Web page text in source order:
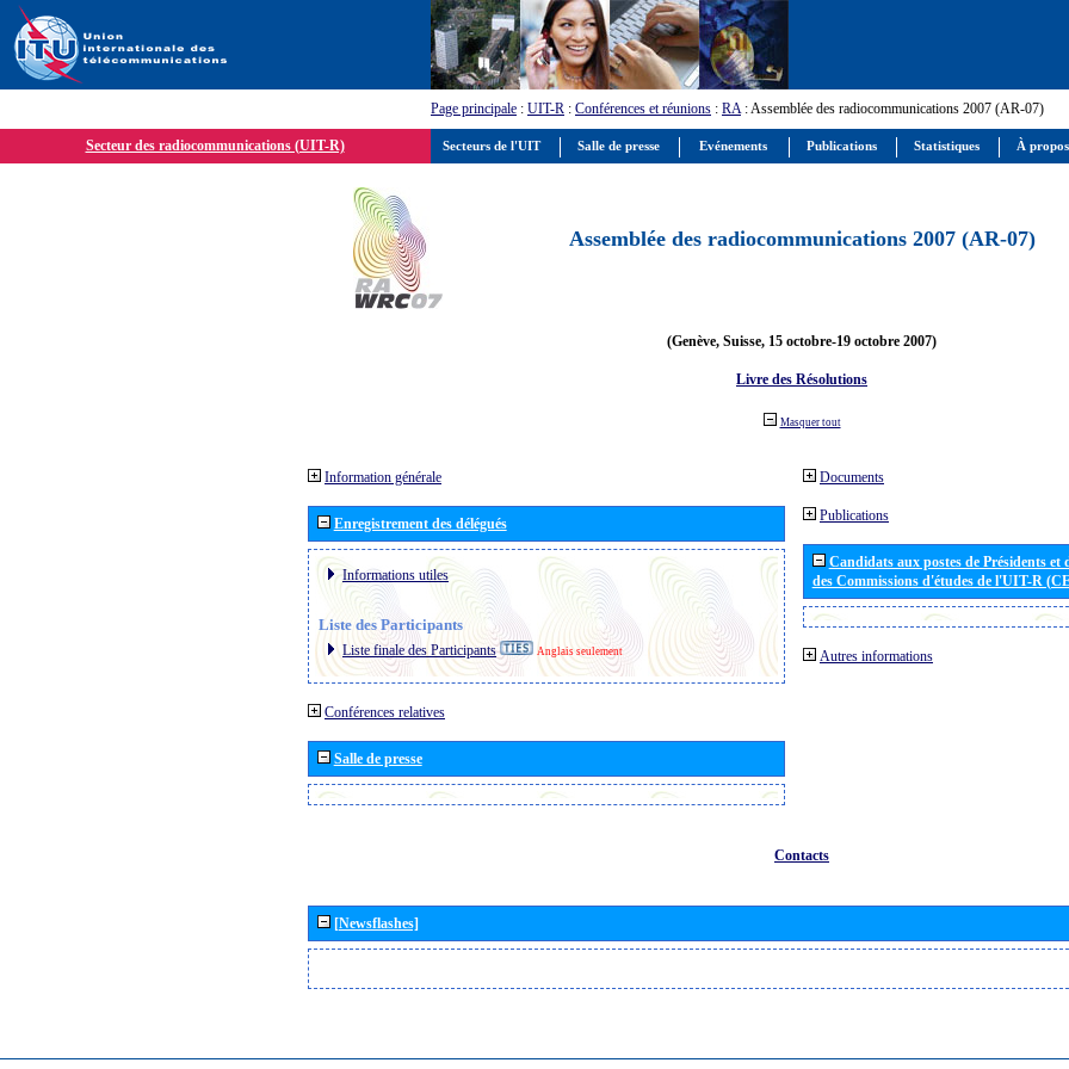
Page principale : UIT-R : Conférences et réunions : RA: Assemblée des radiocommunications 2007 (AR-07)
Secteur des radiocommunications (UIT-R)
Assemblée des radiocommunications 2007 (AR-07)
(Genève, Suisse, 15 octobre-19 octobre 2007)
Livre des Résolutions
Masquer tout
Information générale
Enregistrement des délégués
Informations utiles
Liste des Participants
Liste finale des Participants Anglais seulement
Conférences relatives
Salle de presse
Documents
Publications
Candidats aux postes de Présidents et
des Commissions d'études de l'UIT-R
Autres informations
Contacts
[Newsflashes]
Secteurs de l'UIT Salle de presse Evénements Publications Statistiques À